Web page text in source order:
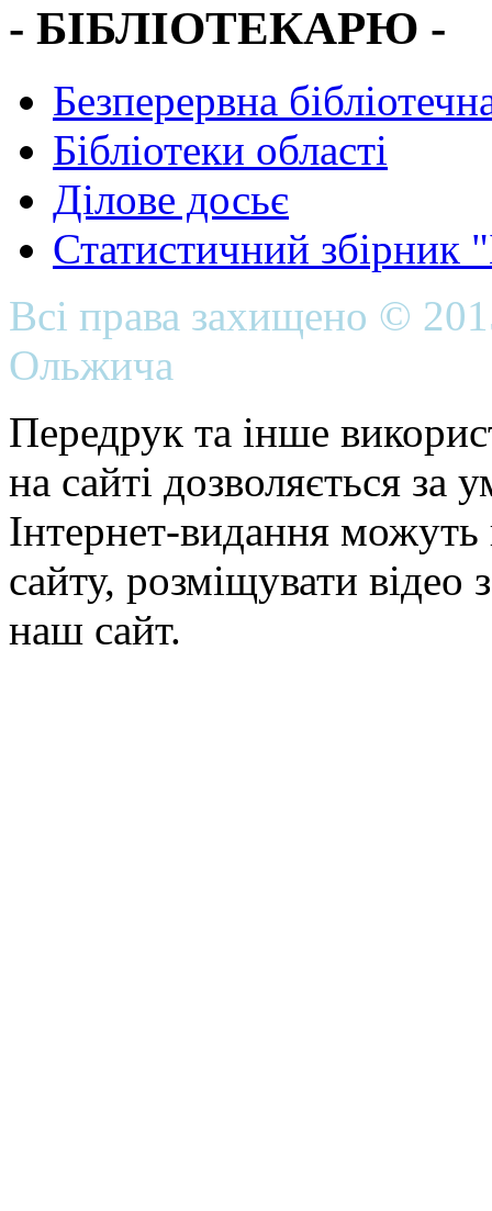
- БІБЛІОТЕКАРЮ -
Безперервна
Бібліотеки області
Ділове досьє
Статистичний
Всі права захищено ©
Ольжича
Передрук та інше
на сайті дозволяється
Інтернет-видання можуть
сайту, розміщувати відео
наш сайт.